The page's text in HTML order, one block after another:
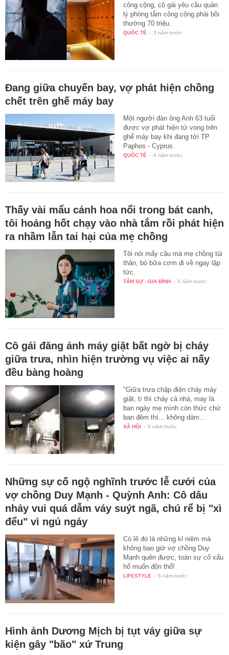
công cộng, cô gái yêu cầu quản
lý phòng tắm công cộng phải bồi
thường 70 triệu.
QUỐC TẾ - 3 năm trước
Đang giữa chuyến bay, vợ phát hiện chồng
chết trên ghế máy bay
Một người đàn ông Anh 63 tuổi
được vợ phát hiện tử vong trên
ghế máy bay khi đang tới TP
Paphos - Cyprus.
QUỐC TẾ - 4 năm trước
Thấy vài mẩu cánh hoa nổi trong bát canh,
tôi hoảng hốt chạy vào nhà tắm rồi phát hiện
ra nhầm lẫn tai hại của mẹ chồng
Tôi nói mấy câu mà mẹ chồng tủi
thân, bỏ bữa cơm đi về ngay lập
tức.
TÂM SỰ - GIA ĐÌNH - 5 năm trước
Cô gái đăng ảnh máy giặt bất ngờ bị cháy
giữa trưa, nhìn hiện trường vụ việc ai nấy
đều bàng hoàng
"Giữa trưa chập điện cháy máy
giặt, tí thì cháy cả nhà, may là
ban ngày mẹ mình còn thức chứ
ban đêm thì... không dám…
XÃ HỘI - 6 năm trước
Những sự cố ngộ nghĩnh trước lễ cưới của
vợ chồng Duy Mạnh - Quỳnh Anh: Cô dâu
nhảy vui quá dẫm váy suýt ngã, chú rể bị "xì
đểu" vì ngủ ngáy
Có lẽ đó là những kỉ niệm mà
không bao giờ vợ chồng Duy
Mạnh quên được, toàn sự cố xấu
hổ muốn độn thổ!
LIFESTYLE - 6 năm trước
Hình ảnh Dương Mịch bị tụt váy giữa sự
kiện gây "bão" xứ Trung